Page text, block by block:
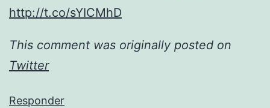
http://t.co/sYICMhD
This comment was originally posted on
Twitter
Responder